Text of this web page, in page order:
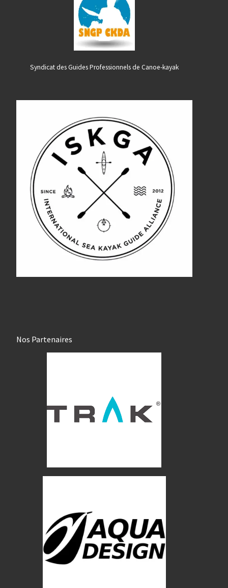
Syndicat des Guides Professionnels de Canoe-kayak
Nos Partenaires